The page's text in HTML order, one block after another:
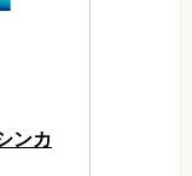
ンカ